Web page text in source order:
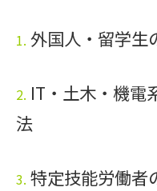
1. 外国人・留学生
2. IT・土木・機電
法
3. 特定技能労働者